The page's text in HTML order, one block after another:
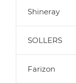
Shineray
SOLLERS
Farizon